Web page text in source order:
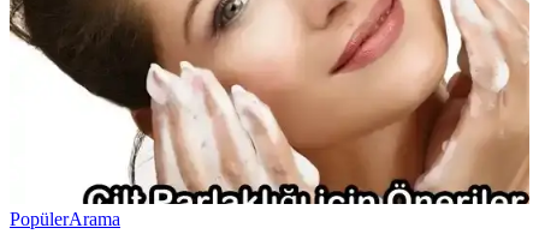
PopülerArama